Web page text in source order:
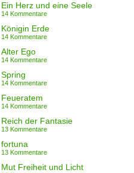
Ein Herz und eine Seele
14 Kommentare
Königin Erde
14 Kommentare
Alter Ego
14 Kommentare
Spring
14 Kommentare
Feueratem
14 Kommentare
Reich der Fantasie
13 Kommentare
fortuna
13 Kommentare
Mut Freiheit und Licht